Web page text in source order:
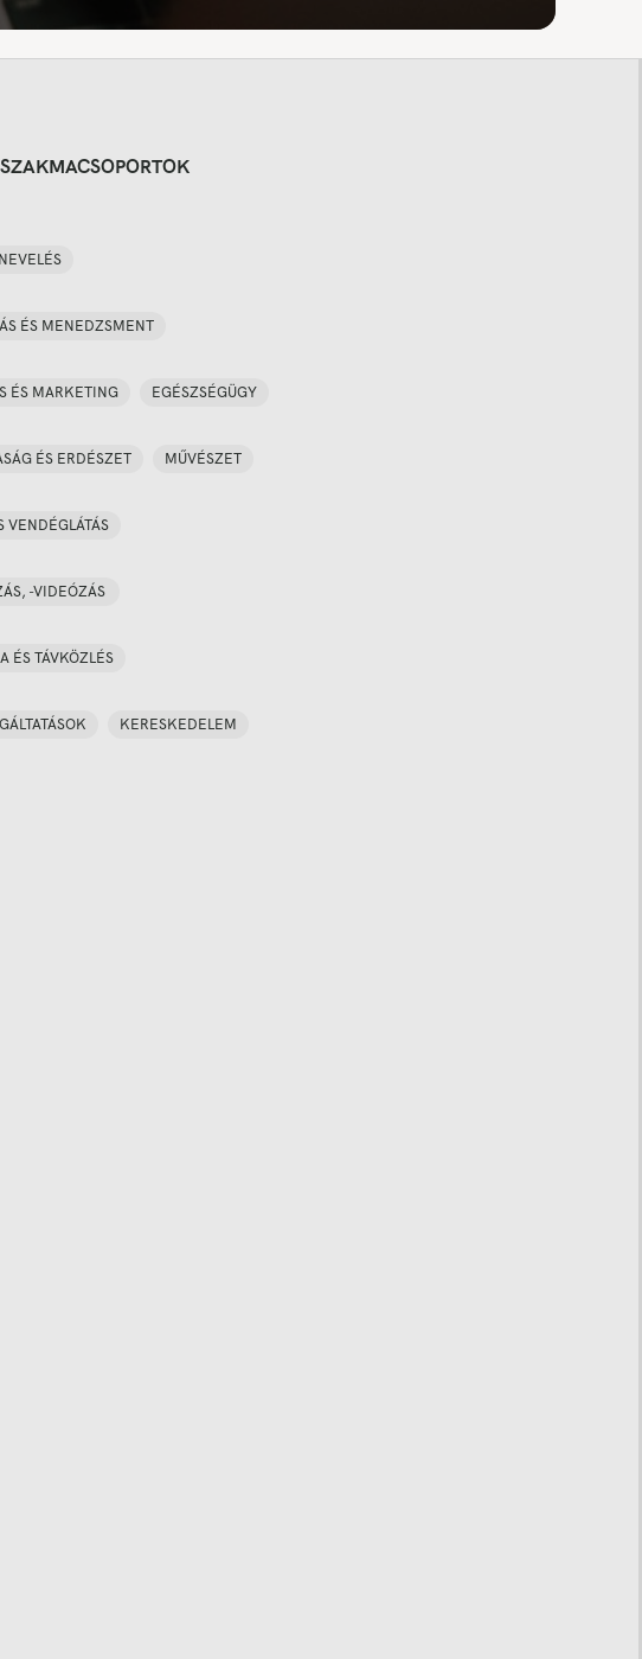
ÉS MENEDZSMENT
ÉS MARKETING EGÉSZSÉGÜGY
ÉS ERDÉSZET MŰVÉSZET
VENDÉGLÁTÁS
-VIDEÓZÁS
ÉS TÁVKÖZLÉS
KERESKEDELEM